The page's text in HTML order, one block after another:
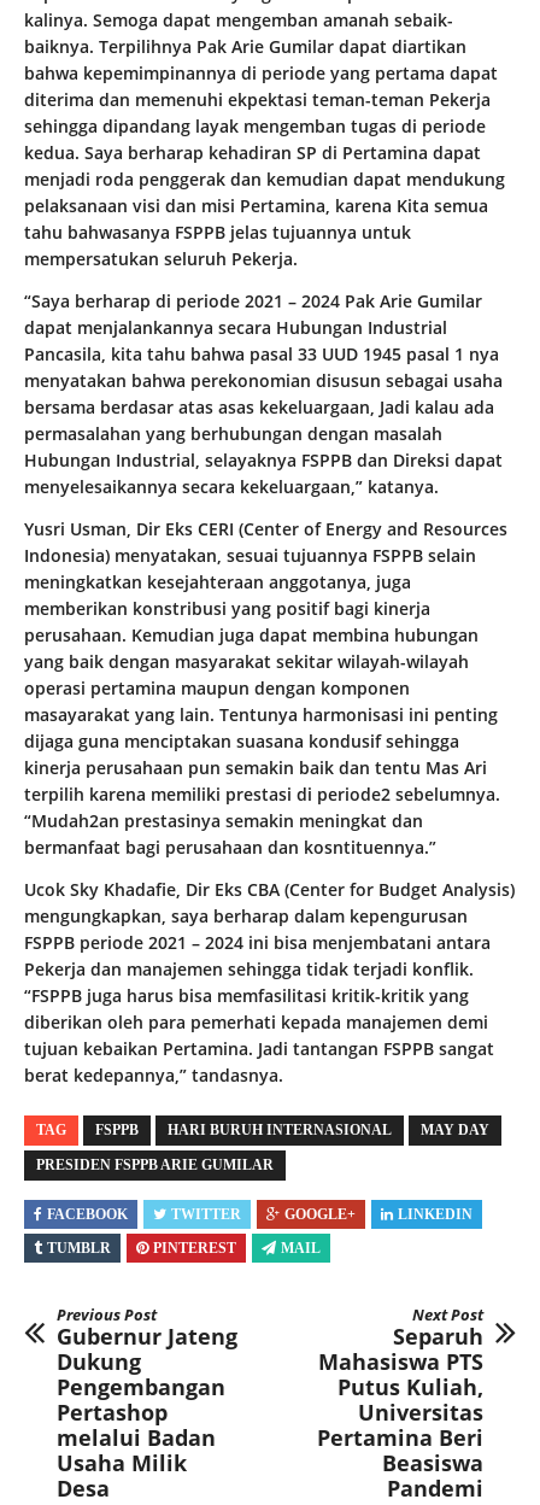
kalinya. Semoga dapat mengemban amanah sebaik-
baiknya. Terpilihnya Pak Arie Gumilar dapat diartikan
bahwa kepemimpinannya di periode yang pertama dapat
diterima dan memenuhi ekpektasi teman-teman Pekerja
sehingga dipandang layak mengemban tugas di periode
kedua. Saya berharap kehadiran SP di Pertamina dapat
menjadi roda penggerak dan kemudian dapat mendukung
pelaksanaan visi dan misi Pertamina, karena Kita semua
tahu bahwasanya FSPPB jelas tujuannya untuk
mempersatukan seluruh Pekerja.
“Saya berharap di periode 2021 – 2024 Pak Arie Gumilar
dapat menjalankannya secara Hubungan Industrial
Pancasila, kita tahu bahwa pasal 33 UUD 1945 pasal 1 nya
menyatakan bahwa perekonomian disusun sebagai usaha
bersama berdasar atas asas kekeluargaan, Jadi kalau ada
permasalahan yang berhubungan dengan masalah
Hubungan Industrial, selayaknya FSPPB dan Direksi dapat
menyelesaikannya secara kekeluargaan,” katanya.
Yusri Usman, Dir Eks CERI (Center of Energy and Resources
Indonesia) menyatakan, sesuai tujuannya FSPPB selain
meningkatkan kesejahteraan anggotanya, juga
memberikan konstribusi yang positif bagi kinerja
perusahaan. Kemudian juga dapat membina hubungan
yang baik dengan masyarakat sekitar wilayah-wilayah
operasi pertamina maupun dengan komponen
masayarakat yang lain. Tentunya harmonisasi ini penting
dijaga guna menciptakan suasana kondusif sehingga
kinerja perusahaan pun semakin baik dan tentu Mas Ari
terpilih karena memiliki prestasi di periode2 sebelumnya.
“Mudah2an prestasinya semakin meningkat dan
bermanfaat bagi perusahaan dan kosntituennya.”
Ucok Sky Khadafie, Dir Eks CBA (Center for Budget Analysis)
mengungkapkan, saya berharap dalam kepengurusan
FSPPB periode 2021 – 2024 ini bisa menjembatani antara
Pekerja dan manajemen sehingga tidak terjadi konflik.
“FSPPB juga harus bisa memfasilitasi kritik-kritik yang
diberikan oleh para pemerhati kepada manajemen demi
tujuan kebaikan Pertamina. Jadi tantangan FSPPB sangat
berat kedepannya,” tandasnya.
TAG FSPPB HARI BURUH INTERNASIONAL MAY DAY
PRESIDEN FSPPB ARIE GUMILAR
FACEBOOK TWITTER GOOGLE+
LINKEDIN
TUMBLR
PINTEREST MAIL
Previous Post
Gubernur Jateng
Dukung
Pengembangan
Pertashop
melalui Badan
Usaha Milik
Desa
Next Post
Separuh
Mahasiswa PTS
Putus Kuliah,
Universitas
Pertamina Beri
Beasiswa
Pandemi